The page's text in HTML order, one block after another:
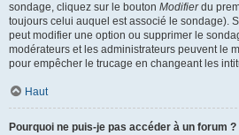
sondage, cliquez sur le bouton Modifierdu
toujours celui auquel est associé le sondage).
peut modifier une option ou supprimer le
modérateurs et les administrateurs peuvent le
pour empêcher le trucage en changeant les
Haut
Pourquoi ne puis-je pas accéder à un forum ?